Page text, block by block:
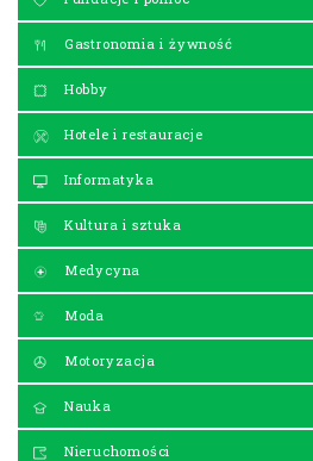
Gastronomia i żywność
Hobby
Hotele i restauracje
Informatyka
Kultura i sztuka
Medycyna
Moda
Motoryzacja
Nauka
Nieruchomości